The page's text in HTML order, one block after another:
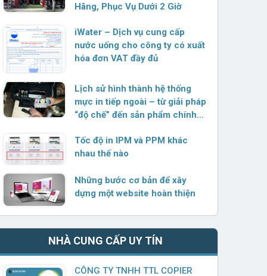
Hãng, Phục Vụ Dưới 2 Giờ
iWater – Dịch vụ cung cấp
nước uống cho công ty có xuất
hóa đơn VAT đầy đủ
Lịch sử hình thành hệ thống
mực in tiếp ngoài – từ giải pháp
“độ chế” đến sản phẩm chính
Tốc độ in IPM và PPM khác
nhau thế nào
Những bước cơ bản để xây
dựng một website hoàn thiện
NHÀ CUNG CẤP UY TÍN
CÔNG TY TNHH TTL COPIER